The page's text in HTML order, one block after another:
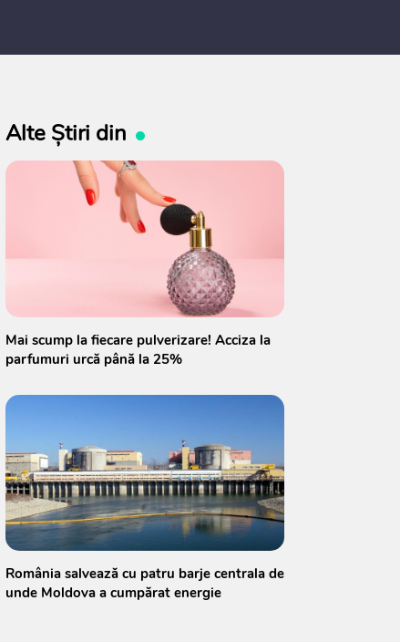
publice
Alte Știri din
Mai scump la fiecare pulverizare! Acciza la
parfumuri urcă până la 25%
România salvează cu patru barje centrala de
unde Moldova a cumpărat energie